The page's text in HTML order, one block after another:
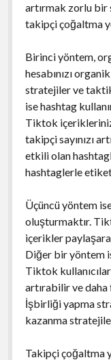
artırmak zorlu bir
takipçi çoğaltma
Birinci yöntem,
hesabınızı
stratejiler ve
ise hashtag
Tiktok
takipçi sayınızı
etkili olan
hashtaglerle
Üçüncü yöntem
oluşturmaktır.
içerikler
Diğer bir yöntem
Tiktok
artırabilir ve
İşbirliği yapma
kazanma
Takipçi çoğaltma